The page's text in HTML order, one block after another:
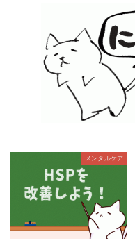
メンタルケア